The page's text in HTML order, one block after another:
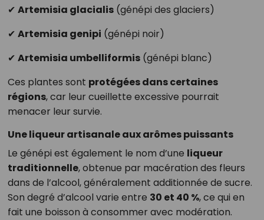
✔ Artemisia glacialis(génépi des glaciers)
✔ Artemisia genipi (génépi noir)
✔ Artemisia umbelliformis(génépi blanc)
Ces plantes sont protégées dans certaines
régions, car leur cueillette excessive pourrait
menacer leur survie.
Une liqueur artisanale aux arômes puissants
Le génépi est également le nom d’une liqueur
traditionnelle, obtenue par macération des fleurs
dans de l’alcool, généralement additionnée de sucre.
Son degré d’alcool varie entre 30 et 40 %, ce qui en
fait une boisson à consommer avec modération.